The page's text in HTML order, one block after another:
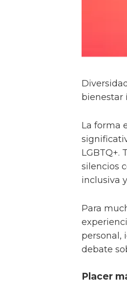
bienestar
La forma
LGBTQ+.
silencios
inclusiva
Para
personal,
debate
Placer